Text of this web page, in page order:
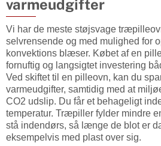
varmeudgifter
Vi har de meste støjsvage
selvrensende og med mulighed for
konvektions blæser. Købet af en
fornuftig og langsigtet investering
Ved skiftet til en pilleovn, kan du
varmeudgifter, samtidig med at
CO2 udslip. Du får et behageligt
temperatur. Træpiller fylder mindre
stå indendørs, så længe de blot er
eksempelvis med plast over sig.